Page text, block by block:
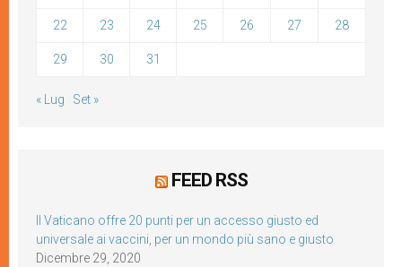
22 23 24 25 26 27 28
29 30 31
« Lug Set »
FEED RSS
Il Vaticano offre 20 punti per un accesso giusto ed
universale ai vaccini, per un mondo più sano e giusto
Dicembre 29, 2020